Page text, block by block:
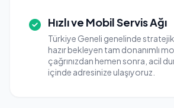
Hızlı ve Mobil Servis Ağı
Türkiye Geneli genelinde
hazır bekleyen tam donanımlı
çağrınızdan hemen sonra, acil
içinde adresinize ulaşıyoruz.